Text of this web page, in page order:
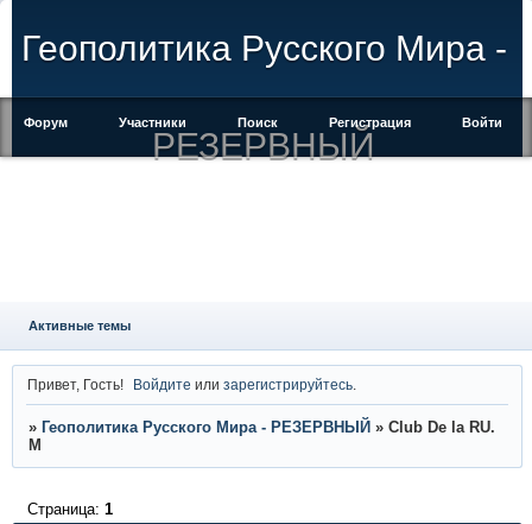
Геополитика Русского Мира -
РЕЗЕРВНЫЙ
Форум Участники Поиск Регистрация Войти
Активные темы
Привет, Гость! Войдите илизарегистрируйтесь
» Геополитика Русского Мира - РЕЗЕРВНЫЙ » Club De la RU.
M
Страница: 1